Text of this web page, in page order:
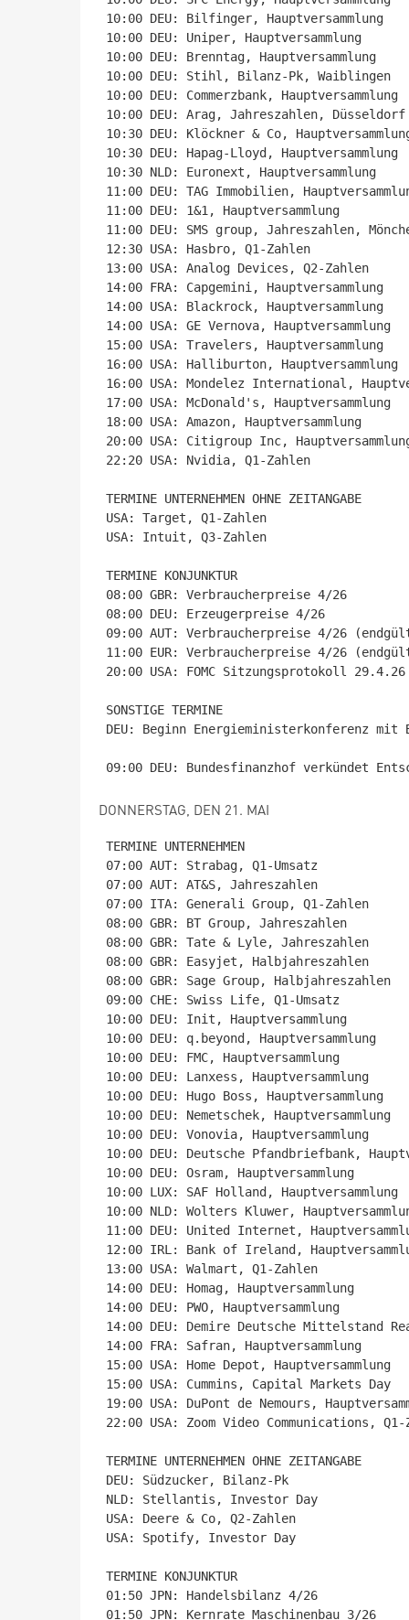
10:00 DEU: Bilfinger, Hauptversammlung
10:00 DEU: Uniper, Hauptversammlung
10:00 DEU: Brenntag, Hauptversammlung
10:00 DEU: Stihl, Bilanz-Pk, Waiblingen
10:00 DEU: Commerzbank, Hauptversammlung
10:00 DEU: Arag, Jahreszahlen, Düsseldorf
10:30 DEU: Klöckner & Co,
10:30 DEU: Hapag-Lloyd, Hauptversammlung
10:30 NLD: Euronext, Hauptversammlung
11:00 DEU: TAG Immobilien,
11:00 DEU: 1&1, Hauptversammlung
11:00 DEU: SMS group, Jahreszahlen,
12:30 USA: Hasbro, Q1-Zahlen
13:00 USA: Analog Devices, Q2-Zahlen
14:00 FRA: Capgemini, Hauptversammlung
14:00 USA: Blackrock, Hauptversammlung
14:00 USA: GE Vernova, Hauptversammlung
15:00 USA: Travelers, Hauptversammlung
16:00 USA: Halliburton, Hauptversammlung
16:00 USA: Mondelez International,
17:00 USA: McDonald's, Hauptversammlung
18:00 USA: Amazon, Hauptversammlung
20:00 USA: Citigroup Inc,
22:20 USA: Nvidia, Q1-Zahlen
TERMINE UNTERNEHMEN OHNE ZEITANGABE
USA: Target, Q1-Zahlen
USA: Intuit, Q3-Zahlen
TERMINE KONJUNKTUR
08:00 GBR: Verbraucherpreise 4/26
08:00 DEU: Erzeugerpreise 4/26
09:00 AUT: Verbraucherpreise 4/26
11:00 EUR: Verbraucherpreise 4/26
20:00 USA: FOMC Sitzungsprotokoll 29.4.26
SONSTIGE TERMINE
DEU: Beginn Energieministerkonferenz
DONNERSTAG, DEN 21. MAI
TERMINE UNTERNEHMEN
07:00 AUT: Strabag, Q1-Umsatz
07:00 AUT: AT&S, Jahreszahlen
07:00 ITA: Generali Group, Q1-Zahlen
08:00 GBR: BT Group, Jahreszahlen
08:00 GBR: Tate & Lyle, Jahreszahlen
08:00 GBR: Easyjet, Halbjahreszahlen
08:00 GBR: Sage Group, Halbjahreszahlen
09:00 CHE: Swiss Life, Q1-Umsatz
10:00 DEU: Init, Hauptversammlung
10:00 DEU: q.beyond, Hauptversammlung
10:00 DEU: FMC, Hauptversammlung
10:00 DEU: Lanxess, Hauptversammlung
10:00 DEU: Hugo Boss, Hauptversammlung
10:00 DEU: Nemetschek, Hauptversammlung
10:00 DEU: Vonovia, Hauptversammlung
10:00 DEU: Deutsche Pfandbriefbank,
10:00 DEU: Osram, Hauptversammlung
10:00 LUX: SAF Holland, Hauptversammlung
10:00 NLD: Wolters Kluwer,
11:00 DEU: United Internet,
12:00 IRL: Bank of Ireland,
13:00 USA: Walmart, Q1-Zahlen
14:00 DEU: Homag, Hauptversammlung
14:00 DEU: PWO, Hauptversammlung
14:00 DEU: Demire Deutsche Mittelstand
14:00 FRA: Safran, Hauptversammlung
15:00 USA: Home Depot, Hauptversammlung
15:00 USA: Cummins, Capital Markets Day
19:00 USA: DuPont de Nemours,
22:00 USA: Zoom Video Communications, Q1-
TERMINE UNTERNEHMEN OHNE ZEITANGABE
DEU: Südzucker, Bilanz-Pk
NLD: Stellantis, Investor Day
USA: Deere & Co, Q2-Zahlen
USA: Spotify, Investor Day
TERMINE KONJUNKTUR
01:50 JPN: Handelsbilanz 4/26
01:50 JPN: Kernrate Maschinenbau 3/26